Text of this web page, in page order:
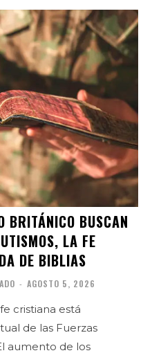
BRITÁNICO BUSCAN
LA FE
DE BIBLIAS
- AGOSTO 5, 2026
cristiana está
de las Fuerzas
aumento de los